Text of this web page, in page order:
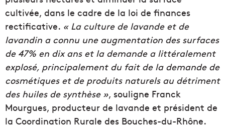
cultivée, dans le cadre de la loi de finances
rectificative. « La culture de lavande et de
lavandin a connu une augmentation des surfaces
de 47% en dix ans et la demande a littéralement
explosé, principalement du fait de la demande de
cosmétiques et de produits naturels au détriment
des huiles de synthèse », souligne Franck
Mourgues, producteur de lavande et président de
la Coordination Rurale des Bouches-du-Rhône.